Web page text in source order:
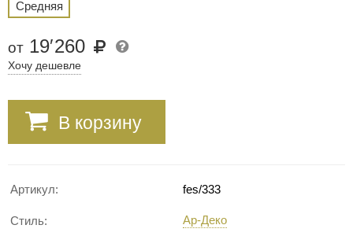
Средняя
от 19′260
Хочу дешевле
В корзину
Артикул: fes/333
Стиль: Ар-Деко